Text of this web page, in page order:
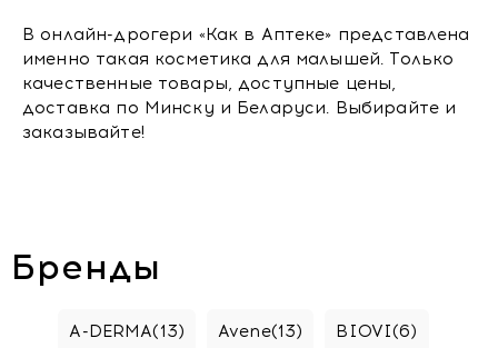
В онлайн-дрогери «Как в Аптеке» представлена
именно такая косметика для малышей. Только
качественные товары, доступные цены,
доставка по Минску и Беларуси. Выбирайте и
заказывайте!
Бренды
A-DERMA(13) Avene(13) BIOVI(6)